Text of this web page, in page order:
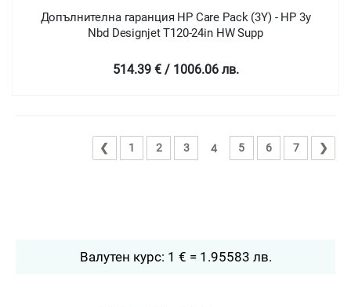
Допълнителна гаранция HP Care Pack (3Y) - HP 3y
Nbd Designjet T120-24in HW Supp
514.39 € / 1006.06 лв.
❮ 1 2 3 4 5 6 7 ❯
Валутен курс: 1 € = 1.95583 лв.